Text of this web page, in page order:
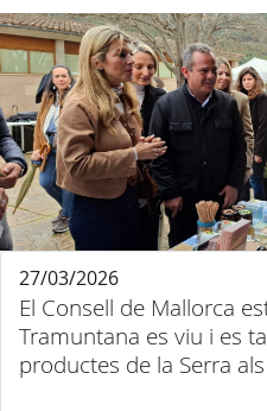
El Consell de Mallorca
Tramuntana es viu i es
productes de la Serra
27/03/2026